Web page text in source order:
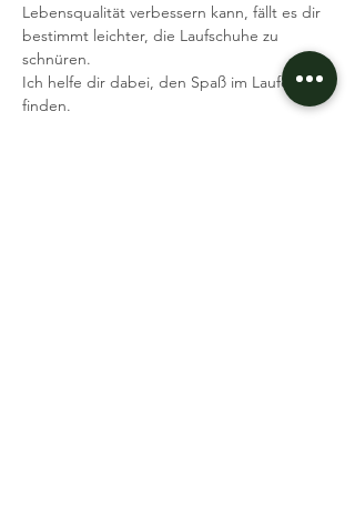
Lebensqualität verbessern kann, fällt es dir
bestimmt leichter, die Laufschuhe zu
schnüren.
Ich helfe dir dabei, den Spaß im Laufen zu
finden.